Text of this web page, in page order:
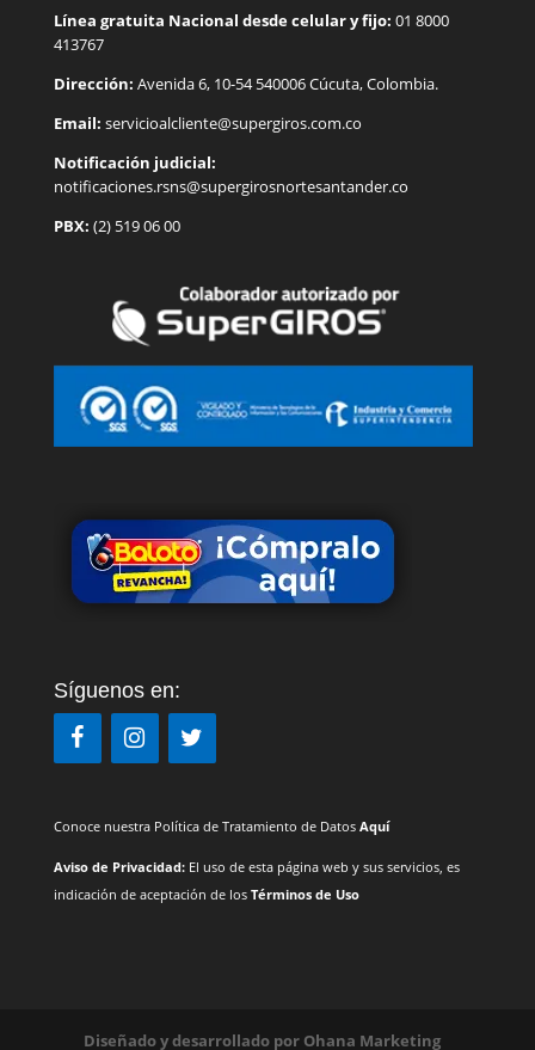
Línea gratuita Nacional desde celular y fijo: 01 8000
413767
Dirección: Avenida 6, 10-54 540006 Cúcuta, Colombia.
Email: servicioalcliente@supergiros.com.co
Notificación judicial:
notificaciones.rsns@supergirosnortesantander.co
PBX: (2) 519 06 00
Síguenos en:
Conoce nuestra Política de Tratamiento de Datos Aquí
Aviso de Privacidad: El uso de esta página web y sus servicios, es
indicación de aceptación de los Términos de Uso
Diseñado y desarrollado por Ohana Marketing